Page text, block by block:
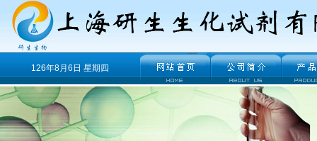
126年8月6日 星期四